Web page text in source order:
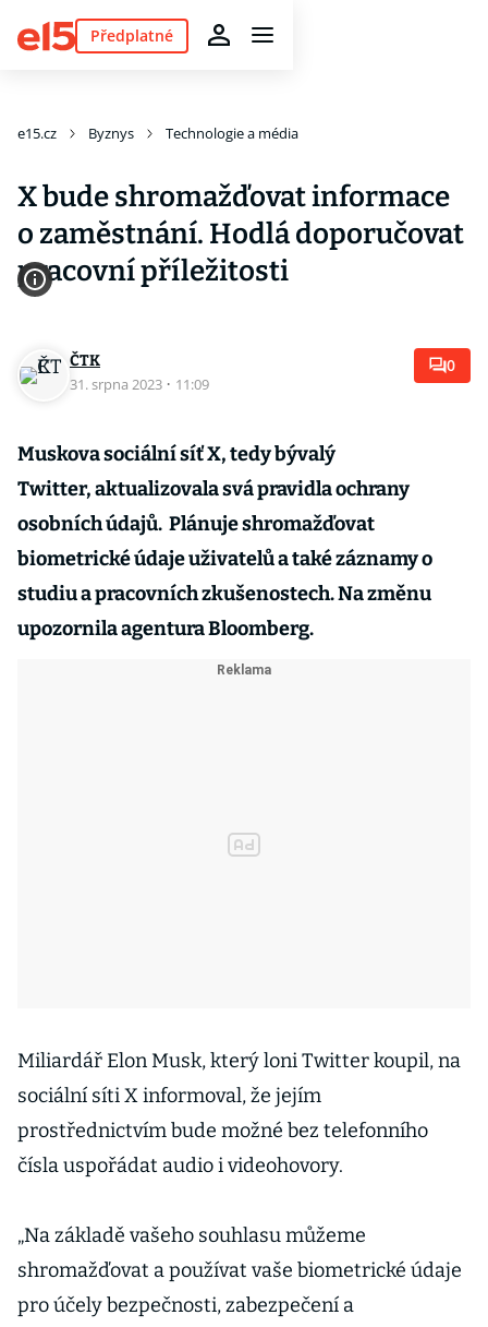
Předplatné
e15.cz Byznys Technologie a média
X bude shromažďovat informace
o zaměstnání. Hodlá doporučovat
pracovní příležitosti
ČTK
31. srpna 2023 · 11:09
0
Muskova sociální síť X, tedy bývalý
Twitter, aktualizovala svá pravidla ochrany
osobních údajů. Plánuje shromažďovat
biometrické údaje uživatelů a také záznamy o
studiu a pracovních zkušenostech. Na změnu
upozornila agentura Bloomberg.
Miliardář Elon Musk, který loni Twitter koupil, na
sociální síti X informoval, že jejím
prostřednictvím bude možné bez telefonního
čísla uspořádat audio i videohovory.
„Na základě vašeho souhlasu můžeme
shromažďovat a používat vaše biometrické údaje
pro účely bezpečnosti, zabezpečení a